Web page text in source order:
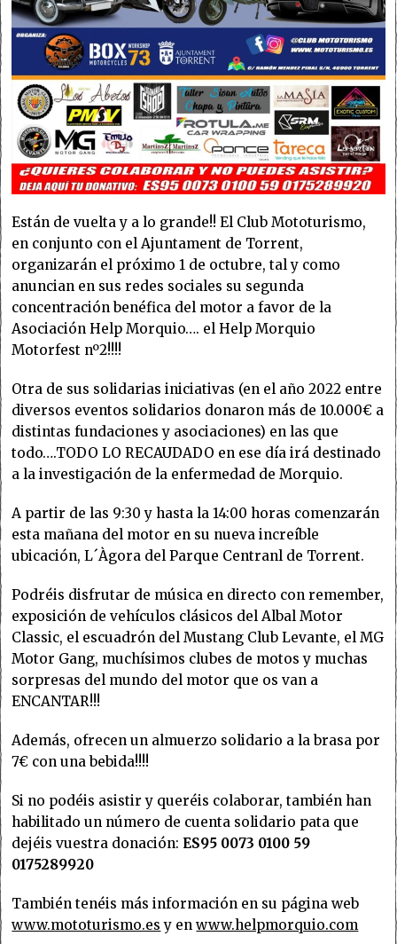
Están de vuelta y a lo grande!! El Club Mototurismo,
en conjunto con el Ajuntament de Torrent,
organizarán el próximo 1 de octubre, tal y como
anuncian en sus redes sociales su segunda
concentración benéfica del motor a favor de la
Asociación Help Morquio…. el Help Morquio
Motorfest nº2!!!!
Otra de sus solidarias iniciativas (en el año 2022 entre
diversos eventos solidarios donaron más de 10.000€ a
distintas fundaciones y asociaciones) en las que
todo….TODO LO RECAUDADO en ese día irá destinado
a la investigación de la enfermedad de Morquio.
A partir de las 9:30 y hasta la 14:00 horas comenzarán
esta mañana del motor en su nueva increíble
ubicación, L´Àgora del Parque Centranl de Torrent.
Podréis disfrutar de música en directo con remember,
exposición de vehículos clásicos del Albal Motor
Classic, el escuadrón del Mustang Club Levante, el MG
Motor Gang, muchísimos clubes de motos y muchas
sorpresas del mundo del motor que os van a
ENCANTAR!!!
Además, ofrecen un almuerzo solidario a la brasa por
7€ con una bebida!!!!
Si no podéis asistir y queréis colaborar, también han
habilitado un número de cuenta solidario pata que
dejéis vuestra donación: ES95 0073 0100 59
0175289920
También tenéis más información en su página web
www.mototurismo.es y enwww.helpmorquio.com